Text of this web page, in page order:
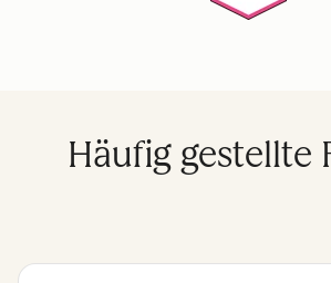
Häufig gestellte